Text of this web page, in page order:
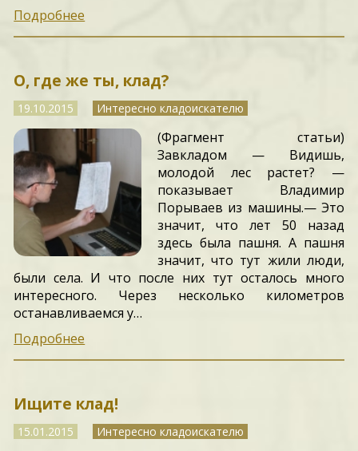
Подробнее
О, где же ты, клад?
19.10.2015 Интересно кладоискателю
(Фрагмент статьи)
Завкладом — Видишь,
молодой лес растет? —
показывает Владимир
Порываев из машины.— Это
значит, что лет 50 назад
здесь была пашня. А пашня
значит, что тут жили люди,
были села. И что после них тут осталось много
интересного. Через несколько километров
останавливаемся у…
Подробнее
Ищите клад!
15.01.2015 Интересно кладоискателю